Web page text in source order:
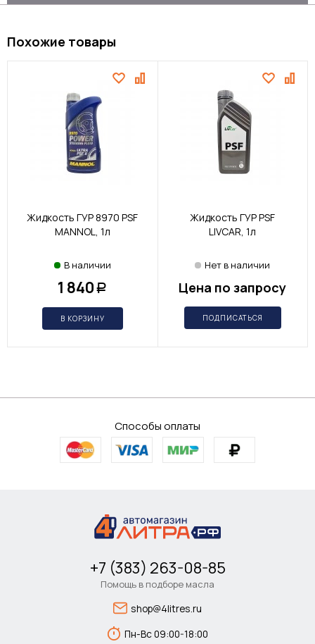
Похожие товары
Жидкость ГУР 8970 PSF
MANNOL, 1л
В наличии
1 840 Р
В КОРЗИНУ
Жидкость ГУР PSF
LIVCAR, 1л
Нет в наличии
Цена по запросу
ПОДПИСАТЬСЯ
Способы оплаты
+7 (383) 263-08-85
Помощь в подборе масла
shop@4litres.ru
Пн-Вс 09:00-18:00